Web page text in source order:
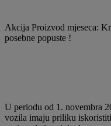
Akcija Proizvod mjeseca:
posebne popuste !
U periodu od 1. novembra
vozila imaju priliku iskoristiti